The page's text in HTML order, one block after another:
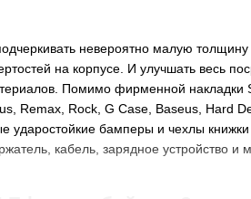
невероятно малую
на корпусе. И улучшать весь
Помимо фирменной накладки
Remax, Rock, G Case, Baseus, Hard
ударостойкие бамперы и чехлы
кабель, зарядное устройство и